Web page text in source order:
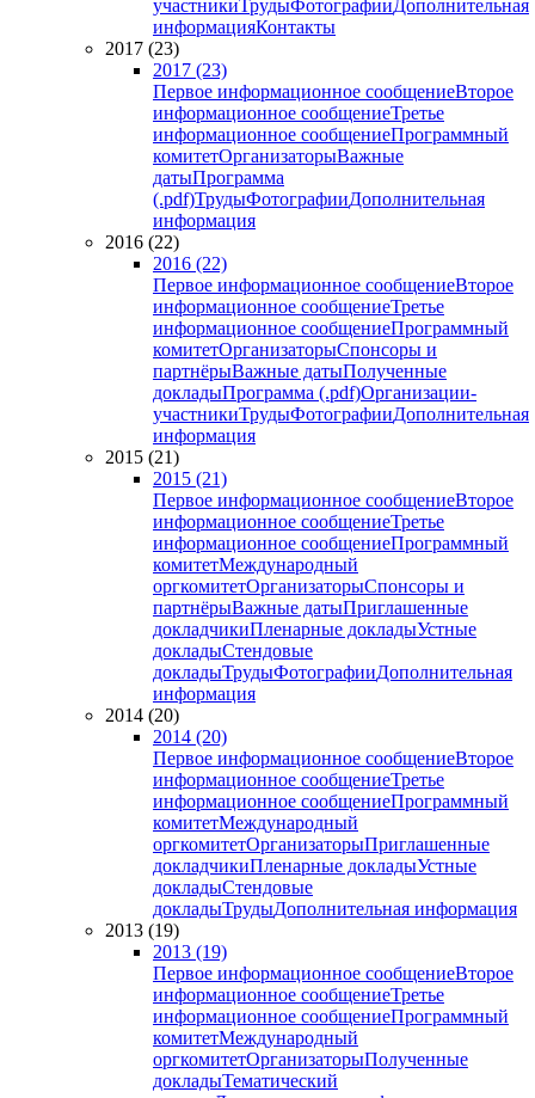
участникиТрудыФотографииДополнительная
информацияКонтакты
2017 (23)
2017 (23)
Первое информационное сообщениеВторое
информационное сообщениеТретье
информационное сообщениеПрограммный
комитетОрганизаторыВажные
датыПрограмма
(.pdf)ТрудыФотографииДополнительная
информация
2016 (22)
2016 (22)
Первое информационное сообщениеВторое
информационное сообщениеТретье
информационное сообщениеПрограммный
комитетОрганизаторыСпонсоры и
партнёрыВажные датыПолученные
докладыПрограмма (.pdf)Организации-
участникиТрудыФотографииДополнительная
информация
2015 (21)
2015 (21)
Первое информационное сообщениеВторое
информационное сообщениеТретье
информационное сообщениеПрограммный
комитетМеждународный
оргкомитетОрганизаторыСпонсоры и
партнёрыВажные датыПриглашенные
докладчикиПленарные докладыУстные
докладыСтендовые
докладыТрудыФотографииДополнительная
информация
2014 (20)
2014 (20)
Первое информационное сообщениеВторое
информационное сообщениеТретье
информационное сообщениеПрограммный
комитетМеждународный
оргкомитетОрганизаторыПриглашенные
докладчикиПленарные докладыУстные
докладыСтендовые
докладыТрудыДополнительная информация
2013 (19)
2013 (19)
Первое информационное сообщениеВторое
информационное сообщениеТретье
информационное сообщениеПрограммный
комитетМеждународный
оргкомитетОрганизаторыПолученные
докладыТематический